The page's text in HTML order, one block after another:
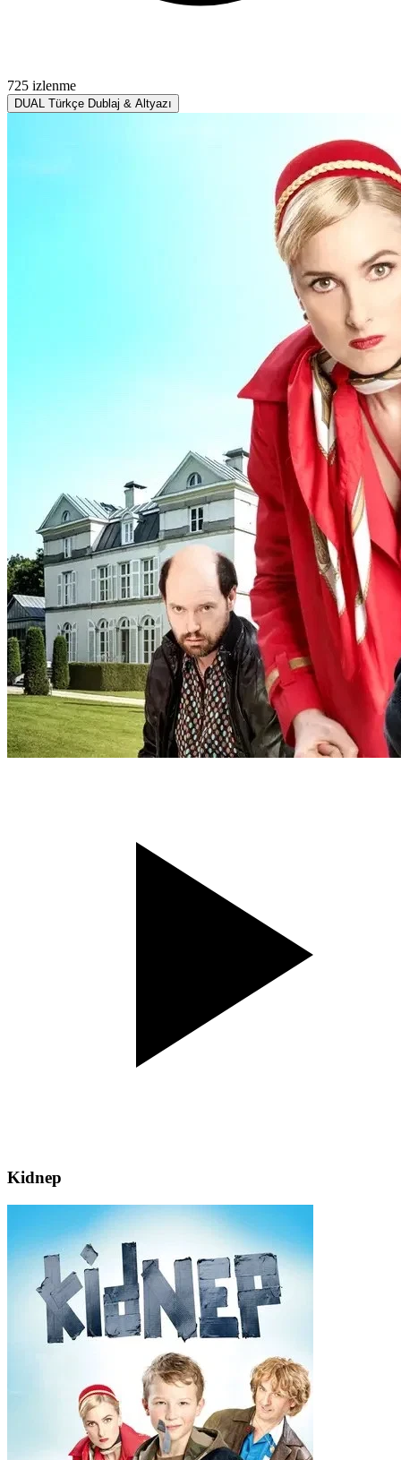
725 izlenme
DUAL Türkçe Dublaj & Altyazı
Kidnep